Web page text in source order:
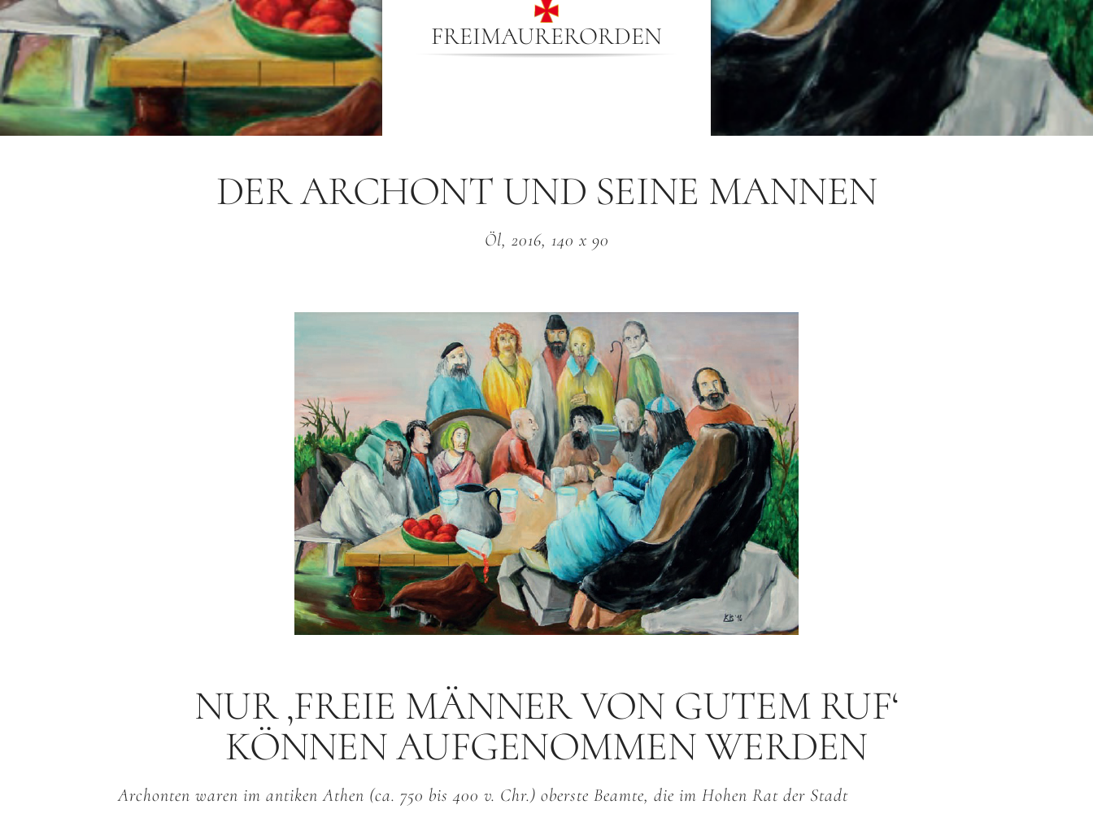
FREIMAURERORDEN
DER ARCHONT UND SEINE MANNEN
Öl, 2016, 140 x 90
NUR ‚FREIE MÄNNER VON GUTEM RUF‘
KÖNNEN AUFGENOMMEN WERDEN
Archonten waren im antiken Athen (ca. 750 bis 400 v. Chr.) oberste Beamte, die im Hohen Rat der Stadt